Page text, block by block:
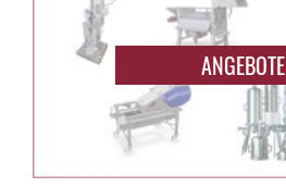
ANGEBOTE